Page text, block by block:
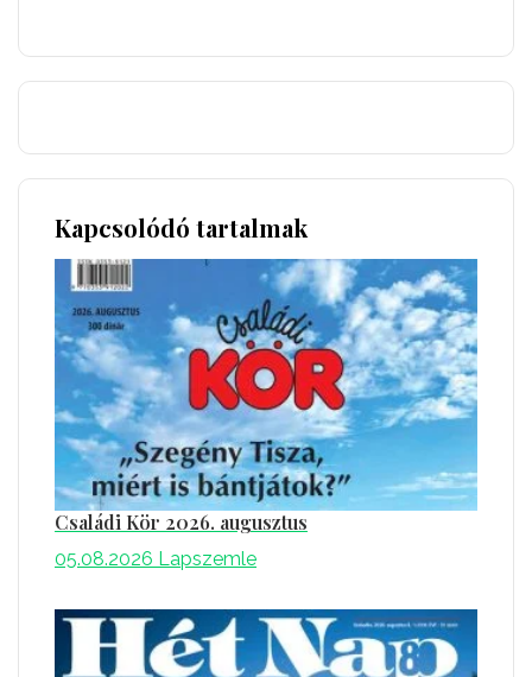
Kapcsolódó tartalmak
Családi Kör 2026. augusztus
05.08.2026 Lapszemle